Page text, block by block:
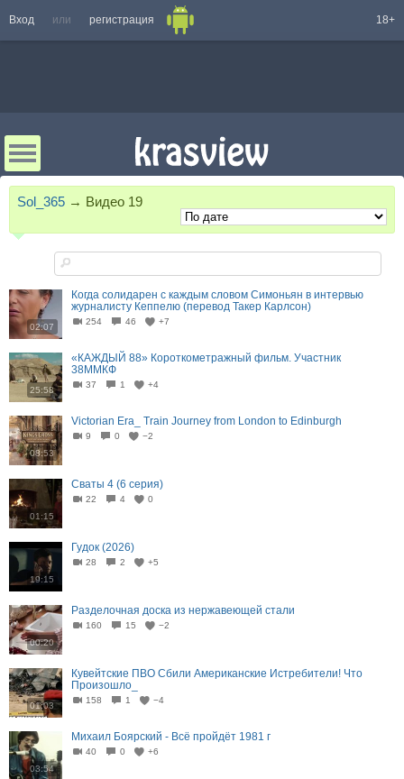
Вход или регистрация 18+
Sol_365 → Видео 19
02:07
Когда солидарен с каждым словом Симоньян в интервью
журналисту Кеппелю (перевод Такер Карлсон)
254 46 +7
25:58
«КАЖДЫЙ 88» Короткометражный фильм. Участник
38ММКФ
37 1 +4
08:53
Victorian Era_ Train Journey from London to Edinburgh
9 0 −2
01:15
Сваты 4 (6 серия)
22 4 0
19:15
Гудок (2026)
28 2 +5
00:20
Разделочная доска из нержавеющей стали
160 15 −2
01:03
Кувейтские ПВО Сбили Американские Истребители! Что
Произошло_
158 1 −4
03:54
Михаил Боярский - Всё пройдёт 1981 г
40 0 +6